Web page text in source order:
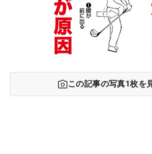
この記事の写真1枚を